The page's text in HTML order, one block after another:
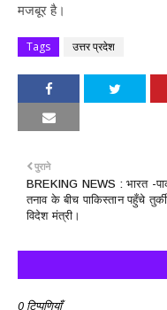
मजबूर है।
Tags उत्तर प्रदेश
पुराने
BREKING NEWS : भारत -
तनाव के बीच पाकिस्तान पहुँचे
विदेश मंत्री।
0 टिप्पणियाँ